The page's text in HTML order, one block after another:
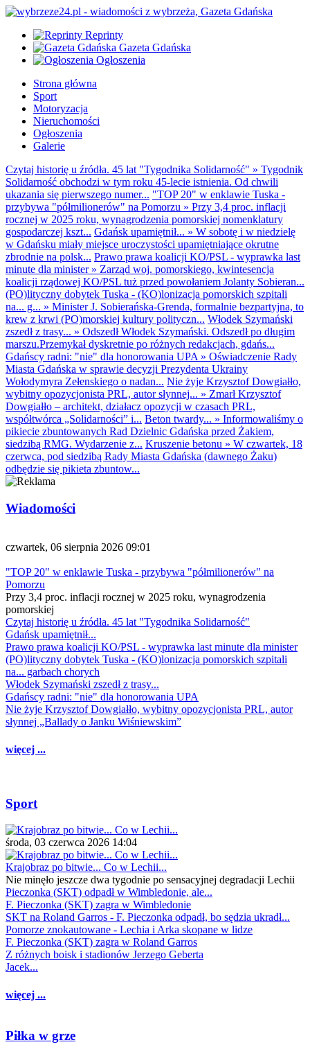
Reprinty
Gazeta Gdańska
Ogłoszenia
Strona główna
Sport
Motoryzacja
Nieruchomości
Ogłoszenia
Galerie
Czytaj historię u źródła. 45 lat "Tygodnika Solidarność" » Tygodnik
Solidarność obchodzi w tym roku 45-lecie istnienia. Od chwili
ukazania się pierwszego numer... "TOP 20" w enklawie Tuska -
przybywa "półmilionerów" na Pomorzu » Przy 3,4 proc. inflacji
rocznej w 2025 roku, wynagrodzenia pomorskiej nomenklatury
gospodarczej kszt... Gdańsk upamiętnił... » W sobotę i w niedzielę
w Gdańsku miały miejsce uroczystości upamiętniające okrutne
zbrodnie na polsk... Prawo prawa koalicji KO/PSL - wyprawka last
minute dla minister» Zarząd woj. pomorskiego, kwintesencja
koalicji rządowej KO/PSL tuż przed powołaniem Jolanty Sobieran...
(PO)lityczny dobytek Tuska - (KO)lonizacja pomorskich szpitali
na... g... » Minister J. Sobierańska-Grenda, formalnie bezpartyjna, to
krew z krwi (PO)morskiej kultury polityczn... Włodek Szymański
zszedł z trasy... » Odszedł Włodek Szymański. Odszedł po długim
marszu.Przemykał dyskretnie po różnych redakcjach, gdańs...
Gdańscy radni: "nie" dla honorowania UPA » Oświadczenie Rady
Miasta Gdańska w sprawie decyzji Prezydenta Ukrainy
Wołodymyra Zełenskiego o nadan... Nie żyje Krzysztof Dowgiałło,
wybitny opozycjonista PRL, autor słynnej... » Zmarł Krzysztof
Dowgiałło – architekt, działacz opozycji w czasach PRL,
współtwórca „Solidarności” i... Beton twardy... » Informowaliśmy o
pikiecie zbuntowanych Rad Dzielnic Gdańska przed Żakiem,
siedzibą RMG. Wydarzenie z... Kruszenie betonu » W czwartek, 18
czerwca, pod siedzibą Rady Miasta Gdańska (dawnego Żaku)
odbędzie się pikieta zbuntow...
Wiadomości
czwartek, 06 sierpnia 2026 09:01
"TOP 20" w enklawie Tuska - przybywa "półmilionerów" na
Pomorzu
Przy 3,4 proc. inflacji rocznej w 2025 roku, wynagrodzenia
pomorskiej
Czytaj historię u źródła. 45 lat "Tygodnika Solidarność"
Gdańsk upamiętnił...
Prawo prawa koalicji KO/PSL - wyprawka last minute dla minister
(PO)lityczny dobytek Tuska - (KO)lonizacja pomorskich szpitali
na... garbach chorych
Włodek Szymański zszedł z trasy...
Gdańscy radni: "nie" dla honorowania UPA
Nie żyje Krzysztof Dowgiałło, wybitny opozycjonista PRL, autor
słynnej „Ballady o Janku Wiśniewskim”
więcej ...
Sport
środa, 03 czerwca 2026 14:04
Krajobraz po bitwie... Co w Lechii...
Nie minęło jeszcze dwa tygodnie po sensacyjnej degradacji Lechii
Pieczonka (SKT) odpadł w Wimbledonie, ale...
F. Pieczonka (SKT) zagra w Wimbledonie
SKT na Roland Garros - F. Pieczonka odpadł, bo sędzia ukradł...
Pomorze znokautowane - Lechia i Arka skopane w lidze
F. Pieczonka (SKT) zagra w Roland Garros
Z różnych boisk i stadionów Jerzego Geberta
Jacek...
więcej ...
Piłka w grze